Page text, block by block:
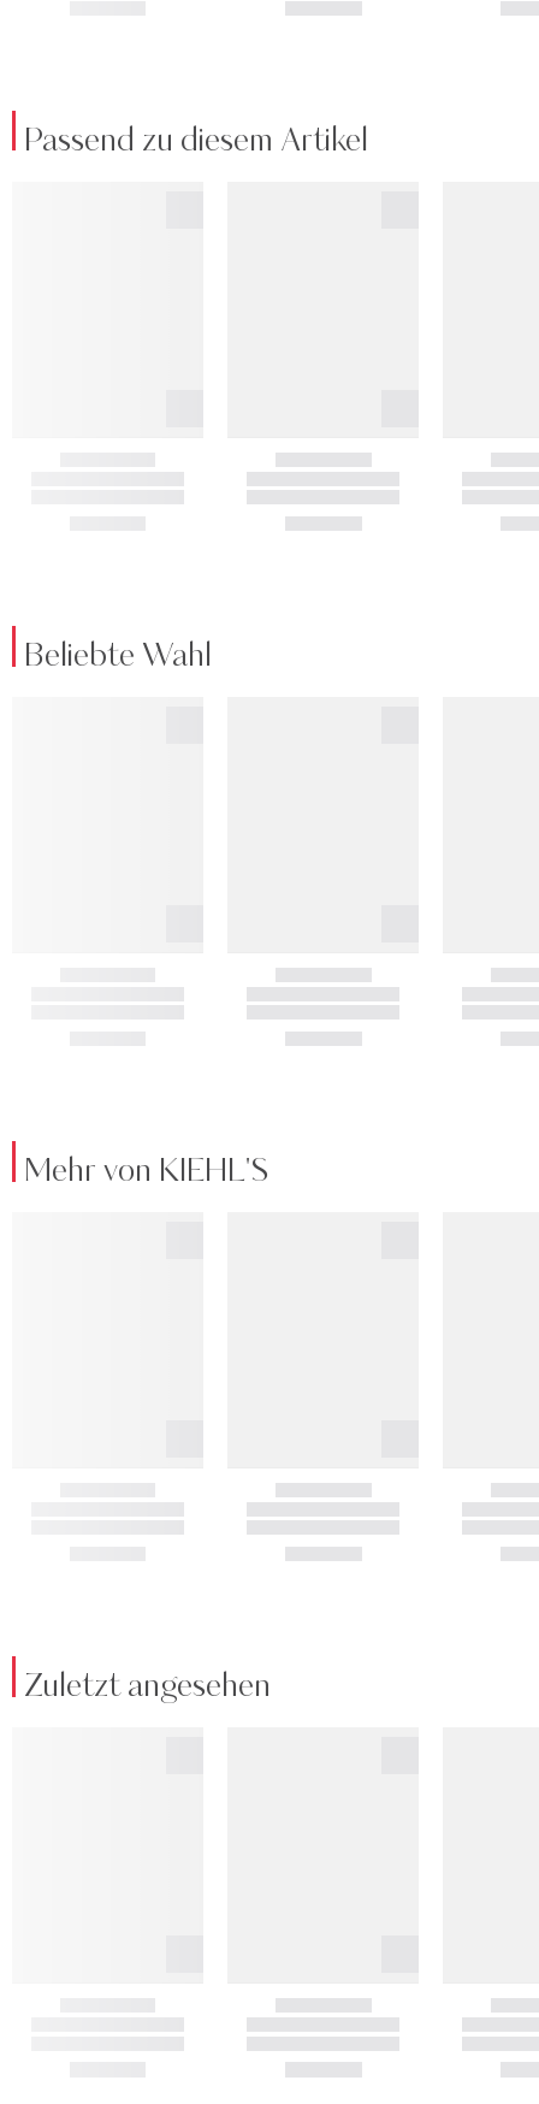
Passend zu diesem Artikel
Beliebte Wahl
Mehr von KIEHL'S
Zuletzt angesehen